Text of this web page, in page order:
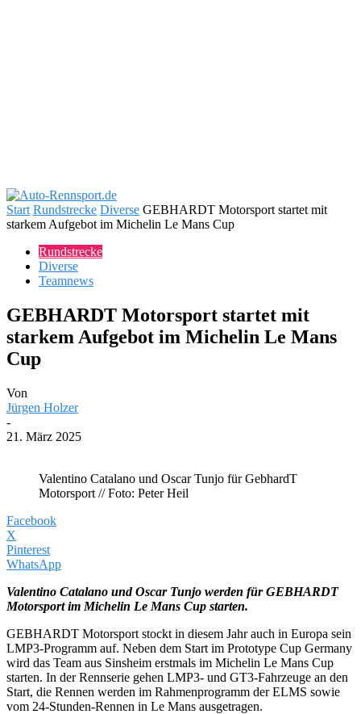
Start Rundstrecke Diverse GEBHARDT Motorsport startet mit
starkem Aufgebot im Michelin Le Mans Cup
Rundstrecke
Diverse
Teamnews
GEBHARDT Motorsport startet mit
starkem Aufgebot im Michelin Le Mans
Cup
Von
Jürgen Holzer
-
21. März 2025
Valentino Catalano und Oscar Tunjo für GebhardT
Motorsport // Foto: Peter Heil
Facebook
X
Pinterest
WhatsApp
Valentino Catalano und Oscar Tunjo werden für GEBHARDT
Motorsport im Michelin Le Mans Cup starten.
GEBHARDT Motorsport stockt in diesem Jahr auch in Europa sein
LMP3-Programm auf. Neben dem Start im Prototype Cup Germany
wird das Team aus Sinsheim erstmals im Michelin Le Mans Cup
starten. In der Rennserie gehen LMP3- und GT3-Fahrzeuge an den
Start, die Rennen werden im Rahmenprogramm der ELMS sowie
vom 24-Stunden-Rennen in Le Mans ausgetragen.